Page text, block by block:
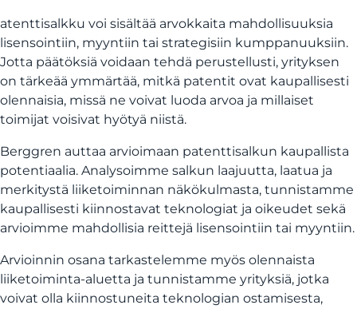
atenttisalkku voi sisältää arvokkaita mahdollisuuksia
lisensointiin, myyntiin tai strategisiin kumppanuuksiin.
Jotta päätöksiä voidaan tehdä perustellusti, yrityksen
on tärkeää ymmärtää, mitkä patentit ovat kaupallisesti
olennaisia, missä ne voivat luoda arvoa ja millaiset
toimijat voisivat hyötyä niistä.
Berggren auttaa arvioimaan patenttisalkun kaupallista
potentiaalia. Analysoimme salkun laajuutta, laatua ja
merkitystä liiketoiminnan näkökulmasta, tunnistamme
kaupallisesti kiinnostavat teknologiat ja oikeudet sekä
arvioimme mahdollisia reittejä lisensointiin tai myyntiin.
Arvioinnin osana tarkastelemme myös olennaista
liiketoiminta-aluetta ja tunnistamme yrityksiä, jotka
voivat olla kiinnostuneita teknologian ostamisesta,